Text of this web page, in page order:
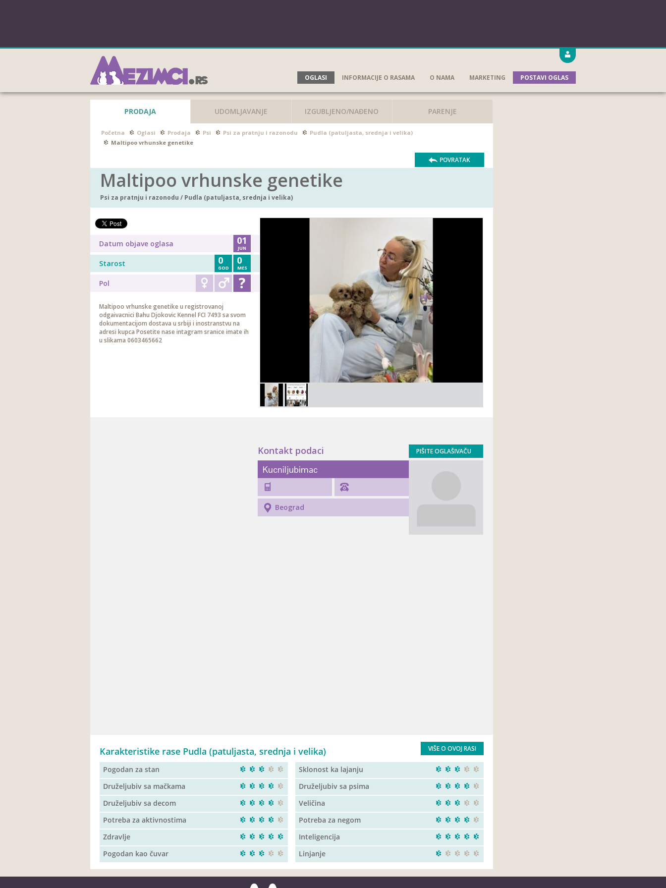
OGLASI INFORMACIJE O RASAMA O NAMA MARKETING POSTAVI OGLAS
PRODAJA UDOMLJAVANJE IZGUBLJENO/NAĐENO PARENJE
Početna Oglasi Prodaja Psi Psi za pratnju i razonodu
Pudla (patuljasta, srednja i velika)
Maltipoo vrhunske genetike
POVRATAK
Maltipoo vrhunske genetike
Psi za pratnju i razonodu / Pudla (patuljasta, srednja i velika)
Datum objave oglasa 01
JUN
Starost 0
MES
0
GOD
Pol
Maltipoo vrhunske genetike u registrovanoj
odgaivacnici Bahu Djokovic Kennel FCI 7493 sa svom
dokumentacijom dostava u srbiji i inostranstvu na
adresi kupca Posetite nase intagram sranice imate ih
u slikama 0603465662
Kontakt podaci PIŠITE OGLAŠIVAČU
Kucniljubimac
Beograd
Karakteristike rase Pudla (patuljasta, srednja i velika) VIŠE O OVOJ RASI
Pogodan za stan
Druželjubiv sa mačkama
Druželjubiv sa decom
Potreba za aktivnostima
Zdravlje
Pogodan kao čuvar
Sklonost ka lajanju
Druželjubiv sa psima
Veličina
Potreba za negom
Inteligencija
Linjanje